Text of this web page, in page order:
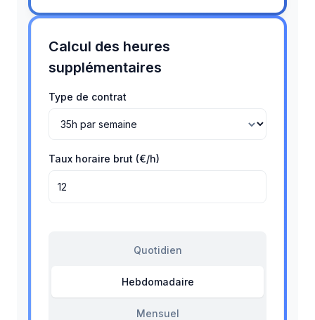
Calcul des heures
supplémentaires
Type de contrat
Taux horaire brut (€/h)
Quotidien
Hebdomadaire
Mensuel